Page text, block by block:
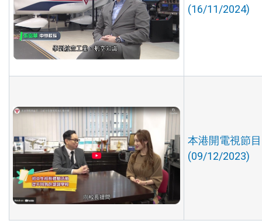
(16/11/2024)
本港開電視節
(09/12/2023)